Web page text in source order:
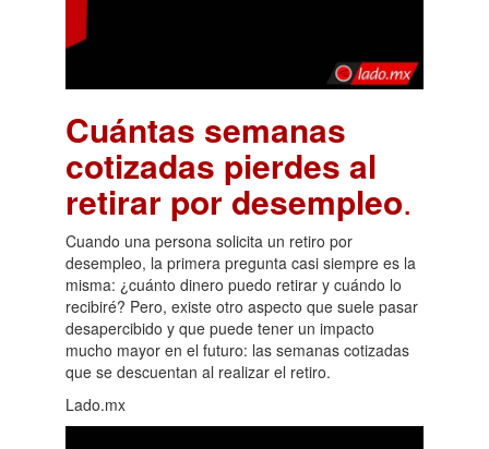
Cuántas semanas
cotizadas pierdes al
retirar por desempleo.
Cuando una persona solicita un retiro por
desempleo, la primera pregunta casi siempre es la
misma: ¿cuánto dinero puedo retirar y cuándo lo
recibiré? Pero, existe otro aspecto que suele pasar
desapercibido y que puede tener un impacto
mucho mayor en el futuro: las semanas cotizadas
que se descuentan al realizar el retiro.
Lado.mx